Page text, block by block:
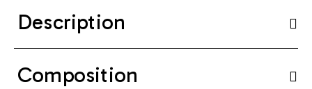
Description
Composition